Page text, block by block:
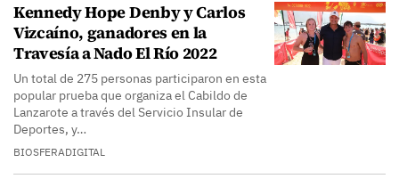
Kennedy Hope Denby y Carlos
Vizcaíno, ganadores en la
Travesía a Nado El Río 2022
Un total de 275 personas participaron en esta
popular prueba que organiza el Cabildo de
Lanzarote a través del Servicio Insular de
Deportes, y…
BIOSFERADIGITAL